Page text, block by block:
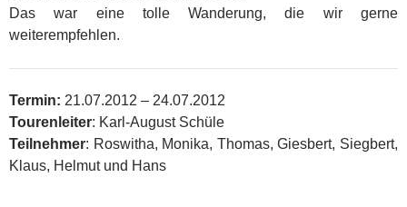
Das war eine tolle Wanderung, die wir gerne
weiterempfehlen.
Termin: 21.07.2012 – 24.07.2012
Tourenleiter: Karl-August Schüle
Teilnehmer: Roswitha, Monika, Thomas, Giesbert, Siegbert,
Klaus, Helmut und Hans